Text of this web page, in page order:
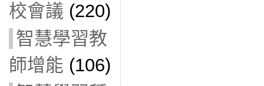
校會議 (220)
智慧學習教
師增能 (106)